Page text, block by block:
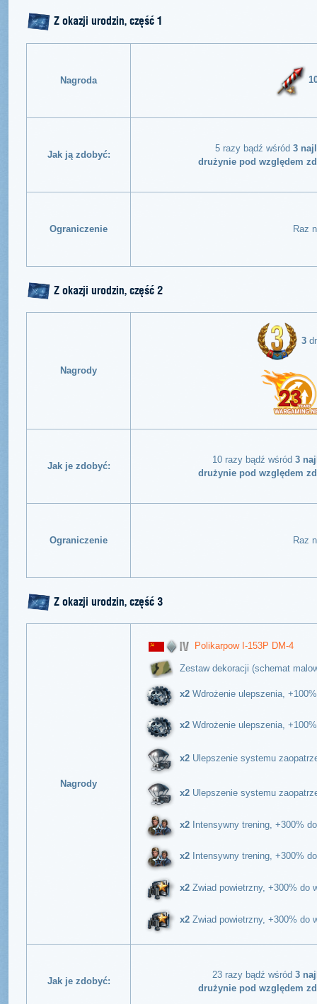
Z okazji urodzin, część 1
Nagroda
Jak ją zdobyć:
5 razy bądź wśród 3
drużynie pod względem
Ograniczenie Raz
Z okazji urodzin, część 2
Nagrody
3
Jak je zdobyć:
10 razy bądź wśród 3
drużynie pod względem
Ograniczenie Raz
Z okazji urodzin, część 3
Nagrody
Polikarpow I-153P DM-4
Zestaw dekoracji (schemat
x2 Wdrożenie ulepszenia,
x2 Wdrożenie ulepszenia,
x2 Ulepszenie systemu
x2 Ulepszenie systemu
x2 Intensywny trening, +300%
x2 Intensywny trening, +300%
x2 Zwiad powietrzny, +300% do
x2 Zwiad powietrzny, +300% do
Jak je zdobyć:
23 razy bądź wśród 3
drużynie pod względem